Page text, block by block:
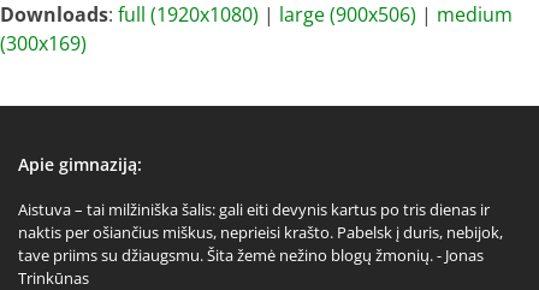
Downloads: full (1920x1080) | large (900x506) | medium
(300x169)
Apie gimnaziją:
Aistuva – tai milžiniška šalis: gali eiti devynis kartus po tris dienas ir
naktis per ošiančius miškus, neprieisi krašto. Pabelsk į duris, nebijok,
tave priims su džiaugsmu. Šita žemė nežino blogų žmonių. - Jonas
Trinkūnas